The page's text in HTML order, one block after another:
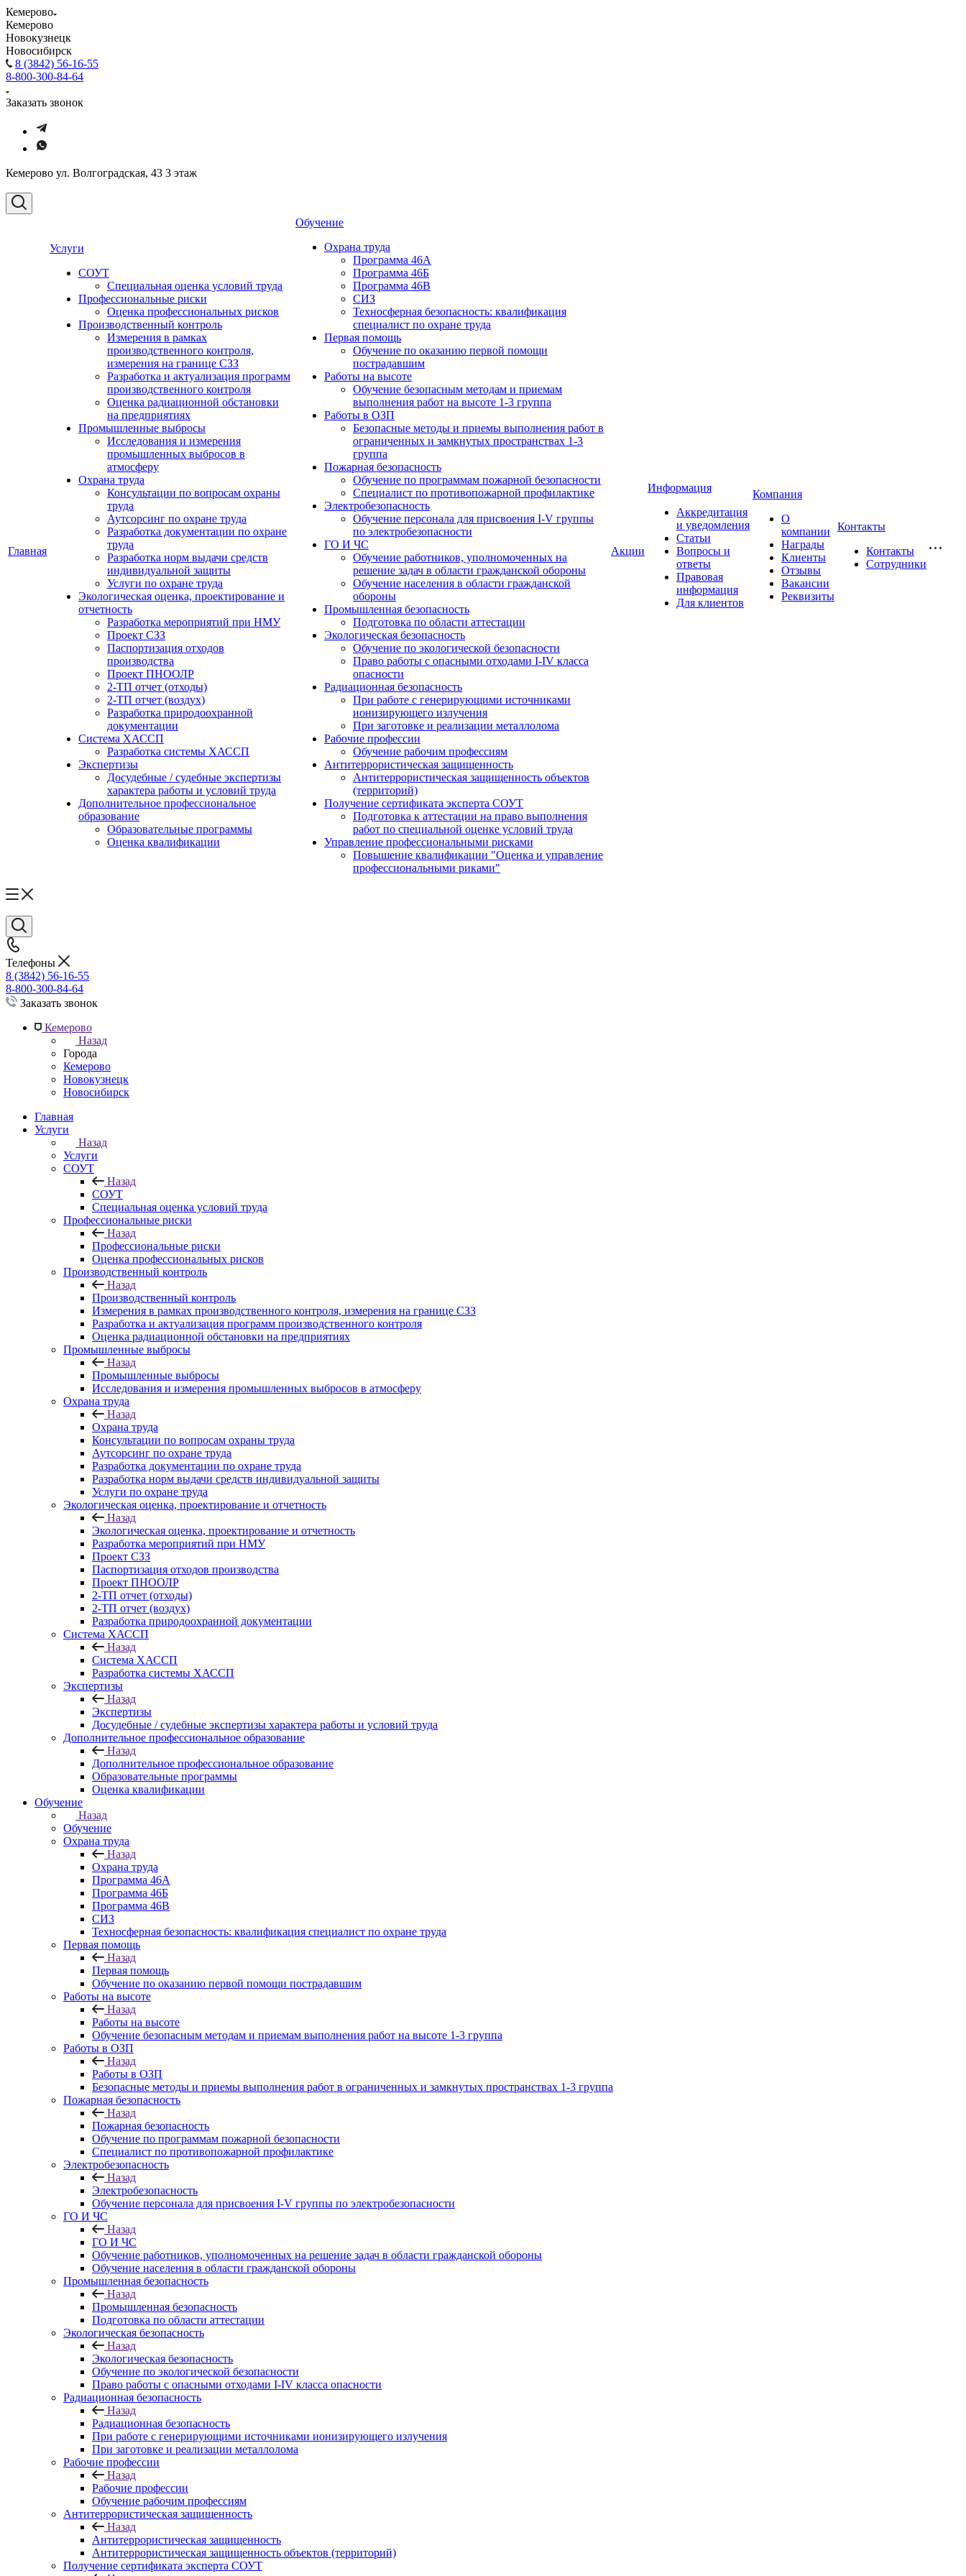
Кемерово
Кемерово
Новокузнецк
Новосибирск
8 (3842) 56-16-55
8-800-300-84-64
Заказать звонок
Кемерово ул. Волгоградская, 43 3 этаж
Главная
Услуги
СОУТ
Специальная оценка условий труда
Профессиональные риски
Оценка профессиональных рисков
Производственный контроль
Измерения в рамках
производственного контроля,
измерения на границе СЗЗ
Разработка и актуализация программ
производственного контроля
Оценка радиационной обстановки
на предприятиях
Промышленные выбросы
Исследования и измерения
промышленных выбросов в
атмосферу
Охрана труда
Консультации по вопросам охраны
труда
Аутсорсинг по охране труда
Разработка документации по охране
труда
Разработка норм выдачи средств
индивидуальной защиты
Услуги по охране труда
Экологическая оценка, проектирование и
отчетность
Разработка мероприятий при НМУ
Проект СЗЗ
Паспортизация отходов
производства
Проект ПНООЛР
2-ТП отчет (отходы)
2-ТП отчет (воздух)
Разработка природоохранной
документации
Система ХАССП
Разработка системы ХАССП
Экспертизы
Досудебные / судебные экспертизы
характера работы и условий труда
Дополнительное профессиональное
образование
Образовательные программы
Оценка квалификации
Обучение
Охрана труда
Программа 46А
Программа 46Б
Программа 46В
СИЗ
Техносферная безопасность: квалификация
специалист по охране труда
Первая помощь
Обучение по оказанию первой помощи
пострадавшим
Работы на высоте
Обучение безопасным методам и приемам
выполнения работ на высоте 1-3 группа
Работы в ОЗП
Безопасные методы и приемы выполнения работ в
ограниченных и замкнутых пространствах 1-3
группа
Пожарная безопасность
Обучение по программам пожарной безопасности
Специалист по противопожарной профилактике
Электробезопасность
Обучение персонала для присвоения I-V группы
по электробезопасности
ГО И ЧС
Обучение работников, уполномоченных на
решение задач в области гражданской обороны
Обучение населения в области гражданской
обороны
Промышленная безопасность
Подготовка по области аттестации
Экологическая безопасность
Обучение по экологической безопасности
Право работы с опасными отходами I-IV класса
опасности
Радиационная безопасность
При работе с генерирующими источниками
ионизирующего излучения
При заготовке и реализации металлолома
Рабочие профессии
Обучение рабочим профессиям
Антитеррористическая защищенность
Антитеррористическая защищенность объектов
(территорий)
Получение сертификата эксперта СОУТ
Подготовка к аттестации на право выполнения
работ по специальной оценке условий труда
Управление профессиональными рисками
Повышение квалификации "Оценка и управление
профессиональными риками"
Акции
Информация
Аккредитация
и уведомления
Статьи
Вопросы и
ответы
Правовая
информация
Для клиентов
Компания
О
компании
Награды
Клиенты
Отзывы
Вакансии
Реквизиты
Контакты
Контакты
Сотрудники
Телефоны
8 (3842) 56-16-55
8-800-300-84-64
Заказать звонок
Кемерово
Назад
Города
Кемерово
Новокузнецк
Новосибирск
Главная
Услуги
Назад
Услуги
СОУТ
Назад
СОУТ
Специальная оценка условий труда
Профессиональные риски
Назад
Профессиональные риски
Оценка профессиональных рисков
Производственный контроль
Назад
Производственный контроль
Измерения в рамках производственного контроля, измерения на границе СЗЗ
Разработка и актуализация программ производственного контроля
Оценка радиационной обстановки на предприятиях
Промышленные выбросы
Назад
Промышленные выбросы
Исследования и измерения промышленных выбросов в атмосферу
Охрана труда
Назад
Охрана труда
Консультации по вопросам охраны труда
Аутсорсинг по охране труда
Разработка документации по охране труда
Разработка норм выдачи средств индивидуальной защиты
Услуги по охране труда
Экологическая оценка, проектирование и отчетность
Назад
Экологическая оценка, проектирование и отчетность
Разработка мероприятий при НМУ
Проект СЗЗ
Паспортизация отходов производства
Проект ПНООЛР
2-ТП отчет (отходы)
2-ТП отчет (воздух)
Разработка природоохранной документации
Система ХАССП
Назад
Система ХАССП
Разработка системы ХАССП
Экспертизы
Назад
Экспертизы
Досудебные / судебные экспертизы характера работы и условий труда
Дополнительное профессиональное образование
Назад
Дополнительное профессиональное образование
Образовательные программы
Оценка квалификации
Обучение
Назад
Обучение
Охрана труда
Назад
Охрана труда
Программа 46А
Программа 46Б
Программа 46В
СИЗ
Техносферная безопасность: квалификация специалист по охране труда
Первая помощь
Назад
Первая помощь
Обучение по оказанию первой помощи пострадавшим
Работы на высоте
Назад
Работы на высоте
Обучение безопасным методам и приемам выполнения работ на высоте 1-3 группа
Работы в ОЗП
Назад
Работы в ОЗП
Безопасные методы и приемы выполнения работ в ограниченных и замкнутых пространствах 1-3 группа
Пожарная безопасность
Назад
Пожарная безопасность
Обучение по программам пожарной безопасности
Специалист по противопожарной профилактике
Электробезопасность
Назад
Электробезопасность
Обучение персонала для присвоения I-V группы по электробезопасности
ГО И ЧС
Назад
ГО И ЧС
Обучение работников, уполномоченных на решение задач в области гражданской обороны
Обучение населения в области гражданской обороны
Промышленная безопасность
Назад
Промышленная безопасность
Подготовка по области аттестации
Экологическая безопасность
Назад
Экологическая безопасность
Обучение по экологической безопасности
Право работы с опасными отходами I-IV класса опасности
Радиационная безопасность
Назад
Радиационная безопасность
При работе с генерирующими источниками ионизирующего излучения
При заготовке и реализации металлолома
Рабочие профессии
Назад
Рабочие профессии
Обучение рабочим профессиям
Антитеррористическая защищенность
Назад
Антитеррористическая защищенность
Антитеррористическая защищенность объектов (территорий)
Получение сертификата эксперта СОУТ